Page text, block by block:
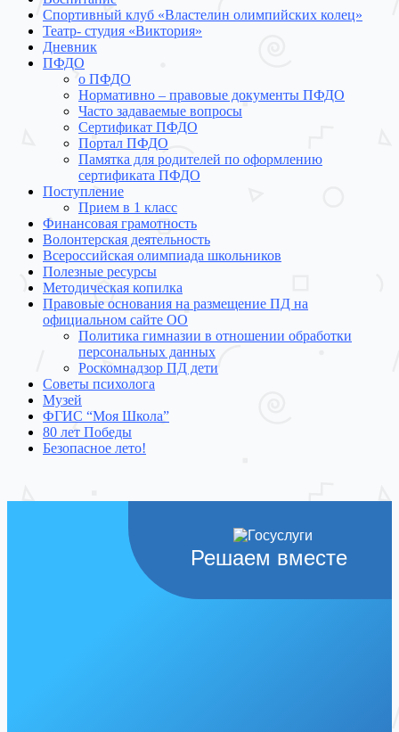
Спортивный клуб «Властелин олимпийских колец»
Театр- студия «Виктория»
Дневник
ПФДО
о ПФДО
Нормативно – правовые документы ПФДО
Часто задаваемые вопросы
Сертификат ПФДО
Портал ПФДО
Памятка для родителей по оформлению
сертификата ПФДО
Поступление
Прием в 1 класс
Финансовая грамотность
Волонтерская деятельность
Всероссийская олимпиада школьников
Полезные ресурсы
Методическая копилка
Правовые основания на размещение ПД на
официальном сайте ОО
Политика гимназии в отношении обработки
персональных данных
Роскомнадзор ПД дети
Советы психолога
Музей
ФГИС “Моя Школа”
80 лет Победы
Безопасное лето!
Решаем вместе